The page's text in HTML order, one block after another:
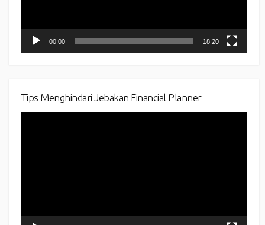
00:00 18:20
Tips Menghindari Jebakan Financial Planner